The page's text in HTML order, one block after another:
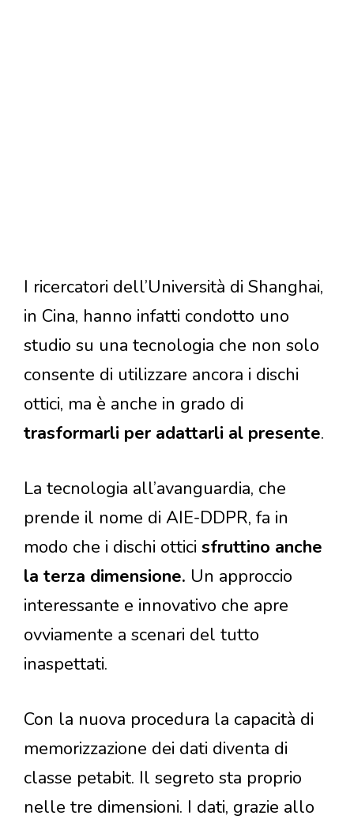
I ricercatori dell’Università di Shanghai,
in Cina, hanno infatti condotto uno
studio su una tecnologia che non solo
consente di utilizzare ancora i dischi
ottici, ma è anche in grado di
trasformarli per adattarli al presente.
La tecnologia all’avanguardia, che
prende il nome di AIE-DDPR, fa in
modo che i dischi ottici sfruttino anche
la terza dimensione. Un approccio
interessante e innovativo che apre
ovviamente a scenari del tutto
inaspettati.
Con la nuova procedura la capacità di
memorizzazione dei dati diventa di
classe petabit. Il segreto sta proprio
nelle tre dimensioni. I dati, grazie allo